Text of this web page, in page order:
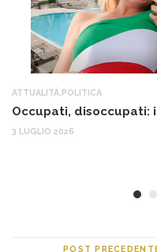
ATTUALITÀ POLITICA
Occupati, disoccupati:
3 LUGLIO 2026
POST